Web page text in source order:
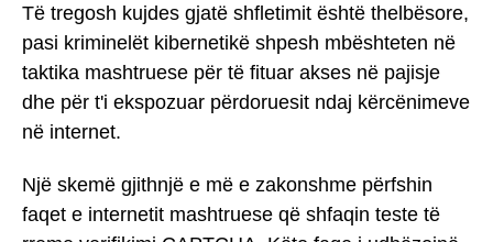
Të tregosh kujdes gjatë shfletimit është thelbësore,
pasi kriminelët kibernetikë shpesh mbështeten në
taktika mashtruese për të fituar akses në pajisje
dhe për t'i ekspozuar përdoruesit ndaj kërcënimeve
në internet.
Një skemë gjithnjë e më e zakonshme përfshin
faqet e internetit mashtruese që shfaqin teste të